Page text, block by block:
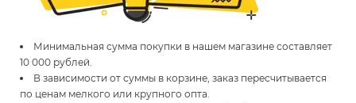
Минимальная сумма покупки в нашем магазине составляет
10 000 рублей.
В зависимости от суммы в корзине, заказ пересчитывается
по ценам мелкого или крупного опта.